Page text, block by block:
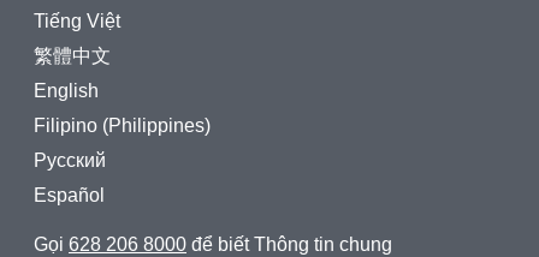
Tiếng Việt
繁體中文
English
Filipino (Philippines)
Русский
Español
Gọi 628 206 8000 để biết Thông tin chung